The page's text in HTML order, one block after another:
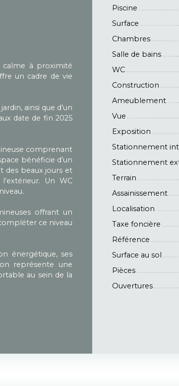
calme à proximité
un cadre de vie
ainsi que d’un
date de fin 2025
comprenant
bénéficie d’un
des beaux jours et
Un WC
offrant un
ce niveau
énergétique, ses
représente une
au sein de la
Piscine
Surface
Chambres
Salle de bains
WC
Construction
Ameublement
Vue
Exposition
Stationnement
Stationnement
Terrain
Assainissement
Localisation
Taxe foncière
Référence
Surface au sol
Pièces
Ouvertures